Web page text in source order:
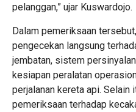
pelanggan,” ujar Kuswardojo.
Dalam pemeriksaan
pengecekan langsung
jembatan, sistem
kesiapan peralatan
perjalanan kereta api. Selain
pemeriksaan terhadap